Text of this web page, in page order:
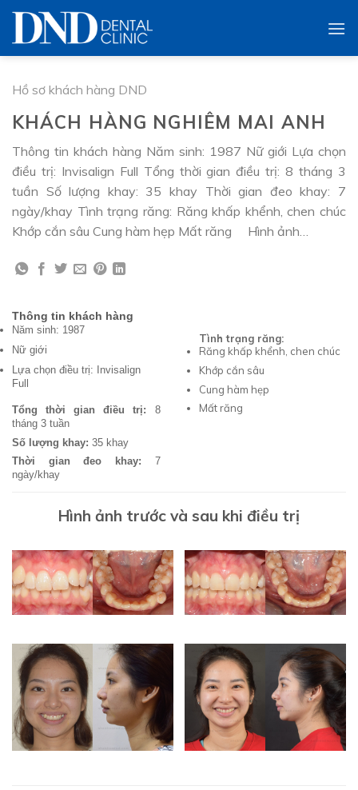
Skip
content
Hồ sơ khách hàng DND
KHÁCH HÀNG NGHIÊM MAI ANH
Thông tin khách hàng Năm sinh: 1987 Nữ giới Lựa chọn
điều trị: Invisalign Full Tổng thời gian điều trị: 8 tháng 3
tuần Số lượng khay: 35 khay Thời gian đeo khay: 7
ngày/khay Tình trạng răng: Răng khấp khểnh, chen chúc
Khớp cắn sâu Cung hàm hẹp Mất răng Hình ảnh…
Thông tin khách hàng
Năm sinh: 1987
Nữ giới
Lựa chọn điều trị: Invisalign
Full
Tổng thời gian điều trị: 8
tháng 3 tuần
Số lượng khay: 35 khay
Thời gian đeo khay: 7
ngày/khay
Tình trạng răng:
Răng khấp khểnh, chen chúc
Khớp cắn sâu
Cung hàm hẹp
Mất răng
Hình ảnh trước và sau khi điều trị